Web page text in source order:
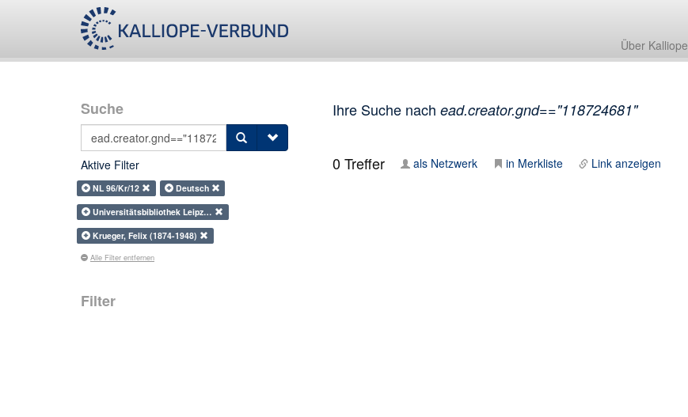
Über Kalliope
Suche
Aktive Filter
NL 96/Kr/12
Deutsch
Universitätsbibliothek Leipz…
Krueger, Felix (1874-1948)
Alle Filter entfernen
Filter
Ihre Suche nach ead.creator.gnd=="118724681"
0Treffer als Netzwerk in Merkliste Link anzeigen